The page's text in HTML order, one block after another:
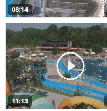
08:14
11:13